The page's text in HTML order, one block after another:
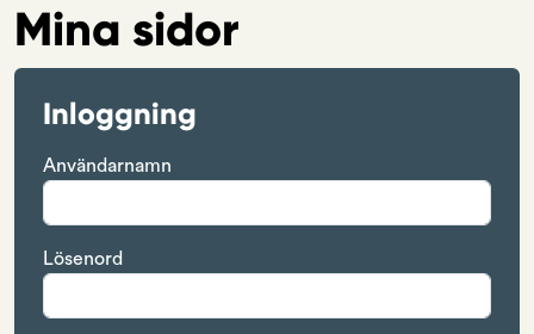
Mina sidor
Inloggning
Användarnamn
Lösenord